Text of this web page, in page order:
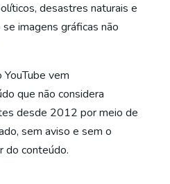
desastres naturais e
imagens gráficas não
vem
que não considera
desde 2012 por meio de
sem aviso e sem o
do conteúdo.